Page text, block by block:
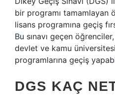
bir programı tamamlayan
lisans programına geçiş
Bu sınavı geçen
devlet ve kamu
programlarına geçiş
DGS KAÇ